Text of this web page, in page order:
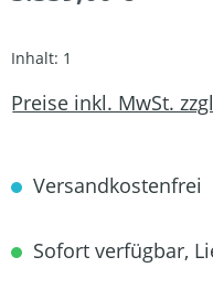
Inhalt: 1
Preise inkl. MwSt.
Versandkostenfrei
Sofort verfügbar,